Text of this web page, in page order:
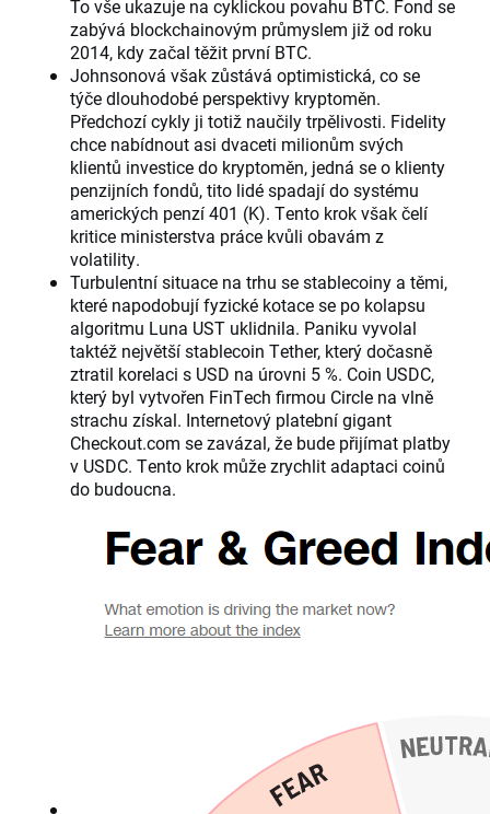
To vše ukazuje na cyklickou povahu BTC. Fond se
zabývá blockchainovým průmyslem již od roku
2014, kdy začal těžit první BTC.
Johnsonová však zůstává optimistická, co se
týče dlouhodobé perspektivy kryptoměn.
Předchozí cykly ji totiž naučily trpělivosti. Fidelity
chce nabídnout asi dvaceti milionům svých
klientů investice do kryptoměn, jedná se o klienty
penzijních fondů, tito lidé spadají do systému
amerických penzí 401 (K). Tento krok však čelí
kritice ministerstva práce kvůli obavám z
volatility.
Turbulentní situace na trhu se stablecoiny a těmi,
které napodobují fyzické kotace se po kolapsu
algoritmu Luna UST uklidnila. Paniku vyvolal
taktéž největší stablecoin Tether, který dočasně
ztratil korelaci s USD na úrovni 5 %. Coin USDC,
který byl vytvořen FinTech firmou Circle na vlně
strachu získal. Internetový platební gigant
Checkout.com se zavázal, že bude přijímat platby
v USDC. Tento krok může zrychlit adaptaci coinů
do budoucna.